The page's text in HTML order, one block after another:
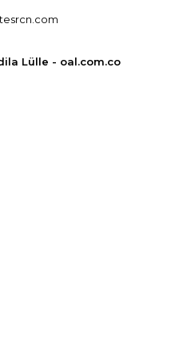
Lülle - oal.com.co